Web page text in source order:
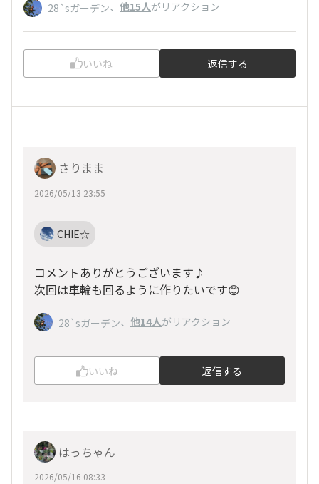
28`sガーデン、 他15人がリアクション
いいね 返信する
さりまま
2026/05/13 23:55
CHIE☆
コメントありがとうございます♪
次回は車輪も回るように作りたいです😊
28`sガーデン、 他14人がリアクション
いいね 返信する
はっちゃん
2026/05/16 08:33